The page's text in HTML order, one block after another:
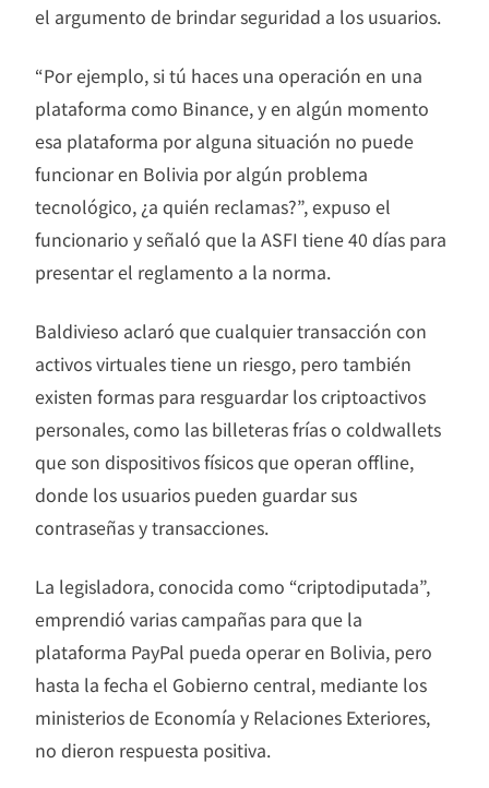
el argumento de brindar seguridad a los usuarios.
“Por ejemplo, si tú haces una operación en una
plataforma como Binance, y en algún momento
esa plataforma por alguna situación no puede
funcionar en Bolivia por algún problema
tecnológico, ¿a quién reclamas?”, expuso el
funcionario y señaló que la ASFI tiene 40 días para
presentar el reglamento a la norma.
Baldivieso aclaró que cualquier transacción con
activos virtuales tiene un riesgo, pero también
existen formas para resguardar los criptoactivos
personales, como las billeteras frías o coldwallets
que son dispositivos físicos que operan offline,
donde los usuarios pueden guardar sus
contraseñas y transacciones.
La legisladora, conocida como “criptodiputada”,
emprendió varias campañas para que la
plataforma PayPal pueda operar en Bolivia, pero
hasta la fecha el Gobierno central, mediante los
ministerios de Economía y Relaciones Exteriores,
no dieron respuesta positiva.